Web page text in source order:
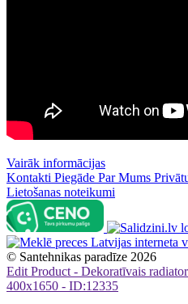
Vairāk informācijas
Kontakti Piegāde Par Mums
Lietošanas noteikumi
© Santehnikas paradīze 2026
Edit Product - Dekoratīvais
400x1650 - ID:12335